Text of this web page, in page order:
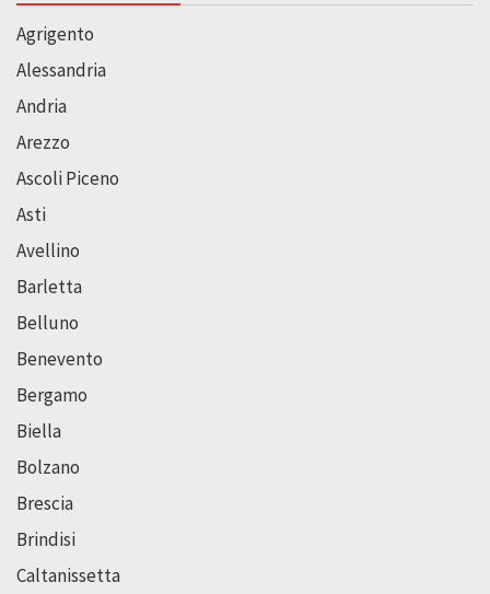
Agrigento
Alessandria
Andria
Arezzo
Ascoli Piceno
Asti
Avellino
Barletta
Belluno
Benevento
Bergamo
Biella
Bolzano
Brescia
Brindisi
Caltanissetta